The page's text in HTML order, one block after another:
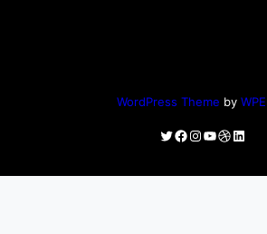
WordPress Theme by
Twitter
Facebook
Instagram
YouTube
Dribbble